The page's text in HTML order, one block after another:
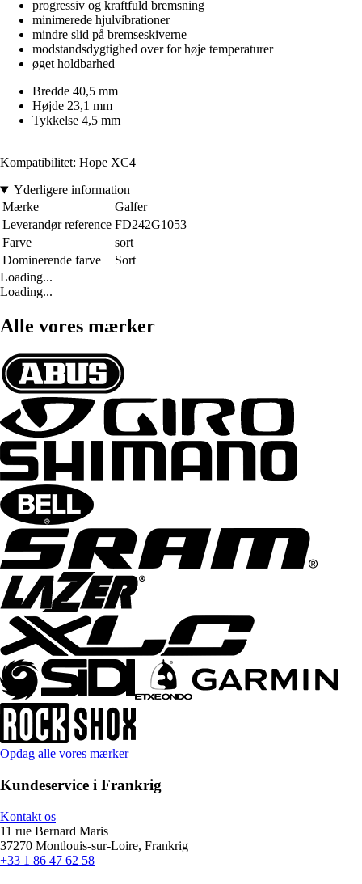
progressiv og kraftfuld bremsning
minimerede hjulvibrationer
mindre slid på bremseskiverne
modstandsdygtighed over for høje temperaturer
øget holdbarhed
Bredde 40,5 mm
Højde 23,1 mm
Tykkelse 4,5 mm
Kompatibilitet: Hope XC4
Yderligere information
Mærke
Galfer
Leverandør reference FD242G1053
Farve
sort
Dominerende farve
Sort
Loading...
Loading...
Alle vores mærker
Opdag alle vores mærker
Kundeservice i Frankrig
Kontakt os
11 rue Bernard Maris
37270 Montlouis-sur-Loire, Frankrig
+33 1 86 47 62 58